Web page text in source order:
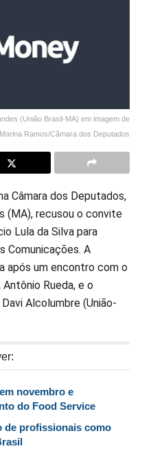
(União Brasil-MA) em imagem de
Ramos/Câmara dos Deputados
Câmara dos Deputados,
(MA), recusou o convite
Lula da Silva para
Comunicações. A
após um encontro com o
Rueda, e o
Alcolumbre (União-
novembro e
do Food Service
de profissionais como